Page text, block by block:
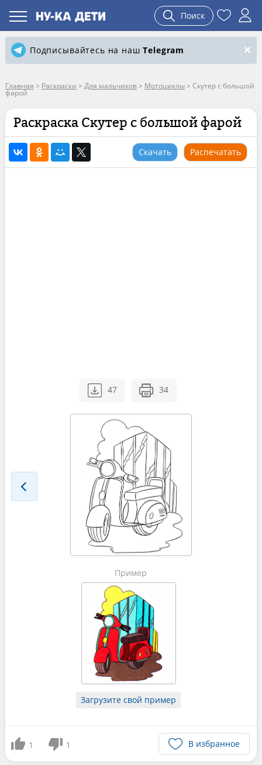
Поиск
Подписывайтесь на нашTelegram
Главная > Раскраски > Для мальчиков> Мотоциклы > Скутер с большой
фарой
Раскраска Скутер с большой фарой
Скачать Распечатать
47 34
Пример
Загрузите свой пример
1 1 В избранное